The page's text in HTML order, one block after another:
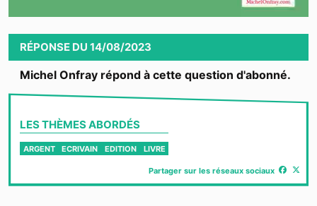
Video
RÉPONSE DU 14/08/2023
Michel Onfray répond à cette question d'abonné.
LES THÈMES ABORDÉS
ARGENT ECRIVAIN EDITION LIVRE
Partager sur les réseaux sociaux